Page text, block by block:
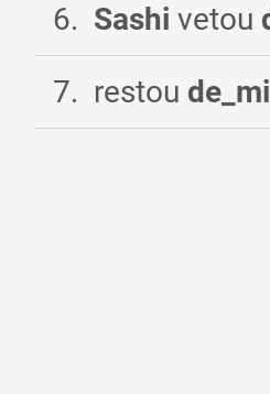
6. Sashi vetou
7. restou